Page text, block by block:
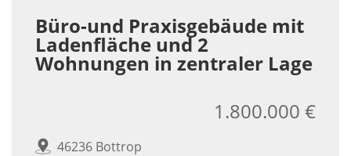
Büro-und Praxisgebäude mit
Ladenfläche und 2
Wohnungen in zentraler Lage
46236 Bottrop
1.800.000 €